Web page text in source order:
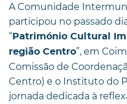
A Comunidade
participou no passado
“Património Cultural
região Centro”, em
Comissão de
Centro) e o Instituto do
jornada dedicada à